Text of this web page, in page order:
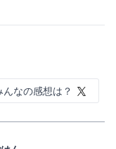
んなの感想は？